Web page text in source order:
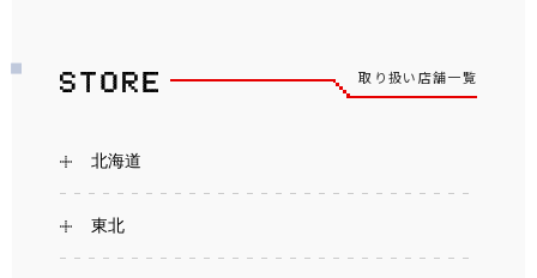
取り扱い店舗一覧
北海道
東北